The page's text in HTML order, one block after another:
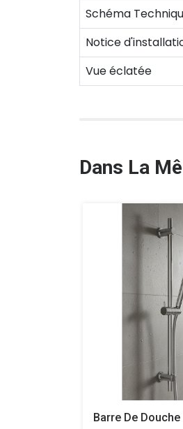
Schéma
Notice
Vue éclatée
Dans La